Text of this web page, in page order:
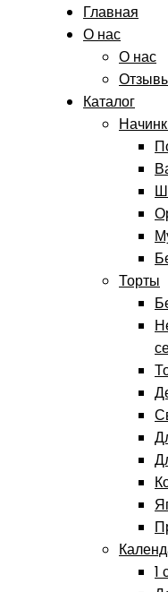
Главная
О нас
О нас
Каталог
Торты
1